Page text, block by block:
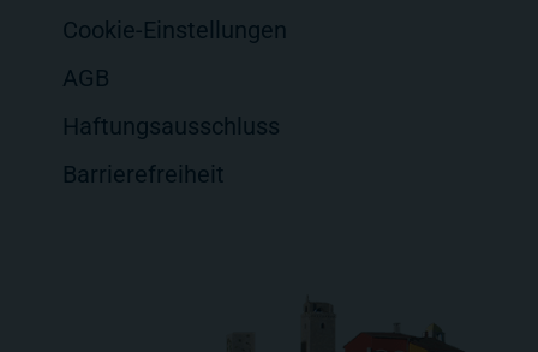
Cookie-Einstellungen
AGB
Haftungsausschluss
Barrierefreiheit